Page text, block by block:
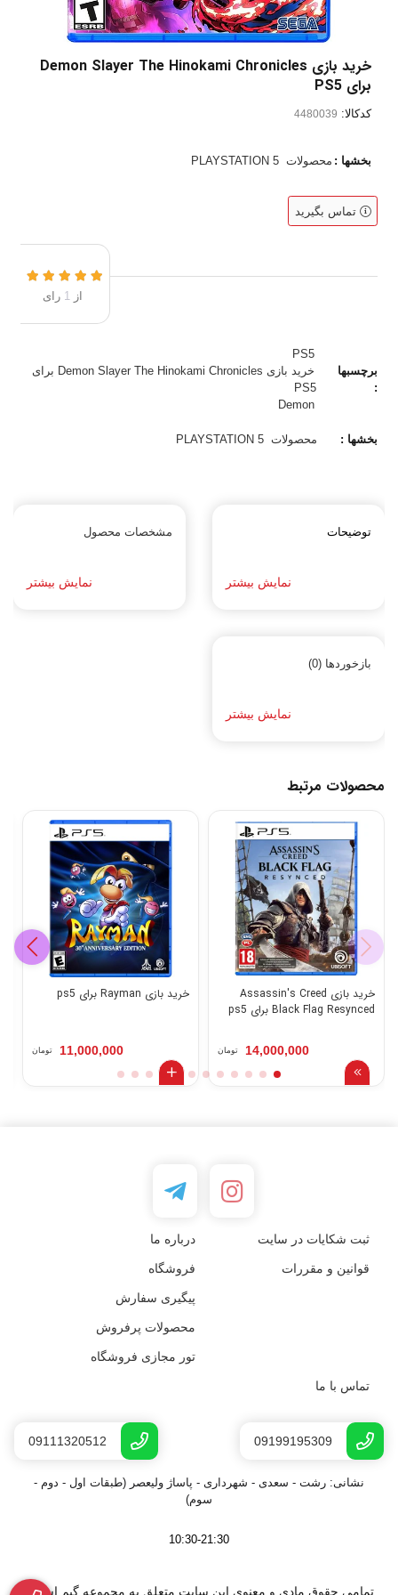
خرید بازی Demon Slayer The Hinokami Chronicles
برای PS5
کدکالا:
بخشها : محصولات PLAYSTATION 5
تماس بگیرید
از1 رای
برچسبها
:
PS5
خرید بازی Demon Slayer The Hinokami Chronicles برای
PS5
Demon
بخشها : محصولات PLAYSTATION 5
توضیحات
نمایش بیشتر
مشخصات محصول
نمایش بیشتر
بازخوردها (0)
نمایش بیشتر
محصولات مرتبط
خرید بازی Assassin's Creed
Black Flag Resynced برای ps5
14,000,000 تومان
خرید بازی Rayman برای ps5
11,000,000 تومان
ثبت شکایات در سایت درباره ما
قوانین و مقررات فروشگاه
پیگیری سفارش
محصولات پرفروش
تور مجازی فروشگاه
تماس با ما
09199195309
09111320512
نشانی: رشت - سعدى - شهرداری - پاساژ ولیعصر (طبقات اول - دوم -
سوم)
10:30-21:30
تمامی حقوق مادی و معنوی این سایت متعلق به مجموعه گیم اسپات